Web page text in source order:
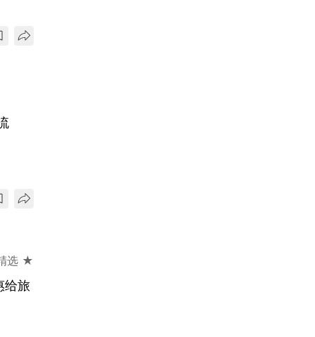
选 ★
给旅